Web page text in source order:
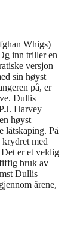
Whigs)
inn triller en
versjon
sin høyst
på, er
Dullis
Harvey
høyst
låtskaping. På
krydret med
er et veldig
bruk av
Dullis
årene,